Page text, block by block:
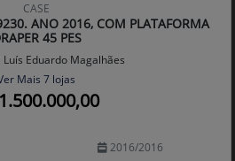
CASE
ANO 2016, COM PLATAFORMA
45 PES
Eduardo Magalhães
Mais 7 lojas
2016/2016